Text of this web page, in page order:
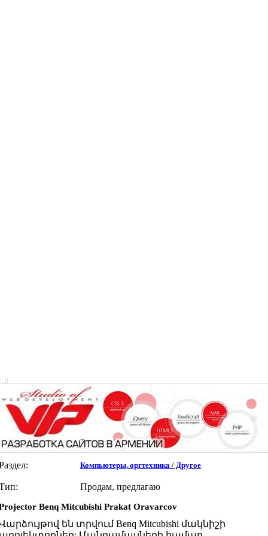
Компьютеры, оргтехника / Другое
Продам, предлагаю
Benq Mitcubishi Prakat Oravarcov
են տրվում Benq Mitcubishi մակնիշի